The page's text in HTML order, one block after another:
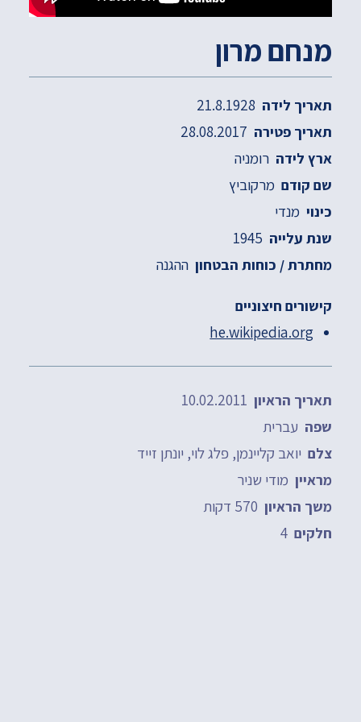
מנחם מרון
תאריך לידה
תאריך פטירה
ארץ לידה רומניה
שם קודם מרקוביץ
כינוי מנדי
שנת עלייה
מחתרת / כוחות הבטחון ההגנה
קישורים חיצוניים
he.wikipedia.org
תאריך הראיון
שפה עברית
צלם יואב קליינמן, פלג לוי, יונתן זייד
מראיין מודי שניר
משך הראיון
חלקים 4